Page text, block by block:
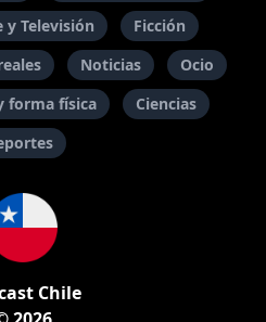
y Televisión
Ficción
Noticias
Ocio
forma física
Ciencias
Chile